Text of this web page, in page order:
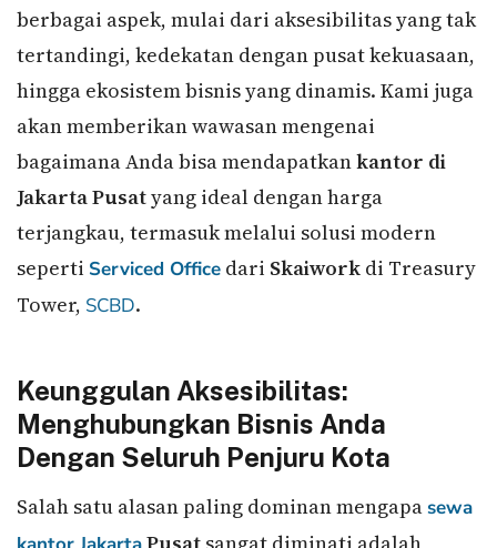
berbagai aspek, mulai dari aksesibilitas yang tak
tertandingi, kedekatan dengan pusat kekuasaan,
hingga ekosistem bisnis yang dinamis. Kami juga
akan memberikan wawasan mengenai
bagaimana Anda bisa mendapatkankantor di
Jakarta Pusatyang ideal dengan harga
terjangkau, termasuk melalui solusi modern
seperti Serviced Office dari Skaiwork di Treasury
Tower, SCBD.
Keunggulan Aksesibilitas:
Menghubungkan Bisnis Anda
Dengan Seluruh Penjuru Kota
Salah satu alasan paling dominan mengapasewa